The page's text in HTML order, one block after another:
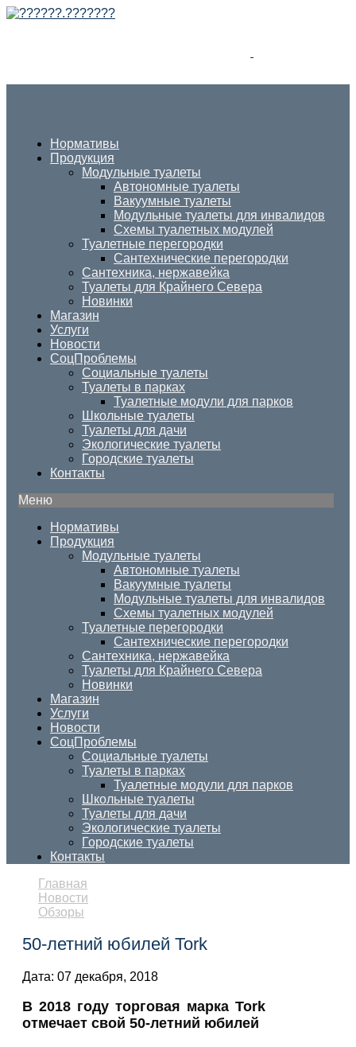
Нормативы
Продукция
Модульные туалеты
Автономные туалеты
Вакуумные туалеты
Модульные туалеты для инвалидов
Схемы туалетных модулей
Туалетные перегородки
Сантехнические перегородки
Сантехника, нержавейка
Туалеты для Крайнего Севера
Новинки
Магазин
Услуги
Новости
СоцПроблемы
Социальные туалеты
Туалеты в парках
Туалетные модули для парков
Школьные туалеты
Туалеты для дачи
Экологические туалеты
Городские туалеты
Контакты
Меню
Нормативы
Продукция
Модульные туалеты
Автономные туалеты
Вакуумные туалеты
Модульные туалеты для инвалидов
Схемы туалетных модулей
Туалетные перегородки
Сантехнические перегородки
Сантехника, нержавейка
Туалеты для Крайнего Севера
Новинки
Магазин
Услуги
Новости
СоцПроблемы
Социальные туалеты
Туалеты в парках
Туалетные модули для парков
Школьные туалеты
Туалеты для дачи
Экологические туалеты
Городские туалеты
Контакты
Главная
Новости
Обзоры
50-летний юбилей Tork
Дата: 07 декабря, 2018
В 2018 году торговая марка Tork
отмечает свой 50-летний юбилей